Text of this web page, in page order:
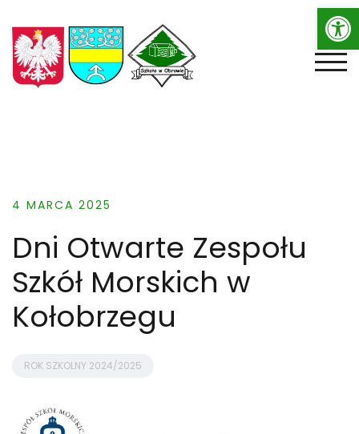
to
content
4 MARCA 2025
Dni Otwarte Zespołu
Szkół Morskich w
Kołobrzegu
ROK SZKOLNY 2024/2025